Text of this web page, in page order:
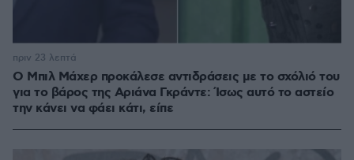
Ο Μπιλ Μάχερ προκάλεσε αντιδράσεις με το σχόλιό του
για το βάρος της Αριάνα Γκράντε: Ίσως αυτό το αστείο
την κάνει να φάει κάτι, είπε
πριν 23 λεπτά